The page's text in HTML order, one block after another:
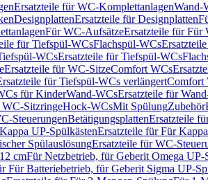
Ersatzteile für WC-KomplettanlagenWand-
DesignplattenErsatzteile für Designplatten
Für WC-AufsätzeErsatzteile für Für
für Tiefspül-WCsFlachspül-WCs
WCsErsatzteile für Tiefspül-WCs
Ersatzteile für WC-SitzeComfort WCs
für Tiefspül-WCs verlängertComfort
für KinderWand-WCsErsatzteile für
WC-SitzringeHock-WCsMit SpülungZubehör
SteuerungenBetätigungsplattenErsatzteile
UP-SpülkästenErsatzteile für Für
SpülauslösungErsatzteile für WC-
cmFür Netzbetrieb, für Geberit Omega UP-
Für Batteriebetrieb, für Geberit Sigma UP-